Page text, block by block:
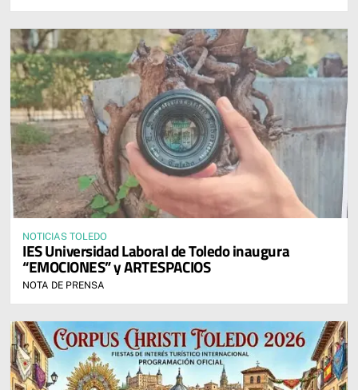
NOTICIAS TOLEDO
IES Universidad Laboral de Toledo inaugura
“EMOCIONES” y ARTESPACIOS
NOTA DE PRENSA